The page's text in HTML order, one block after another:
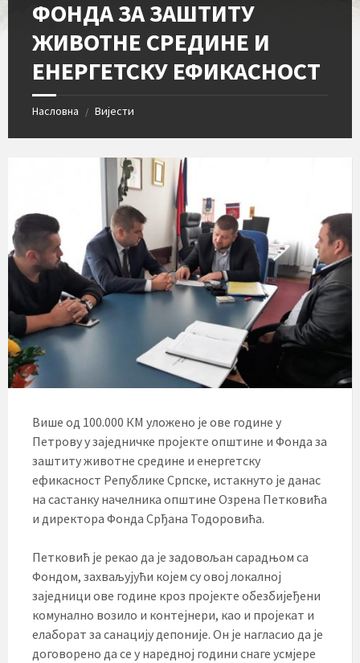
ФОНДА ЗА ЗАШТИТУ
ЖИВОТНЕ СРЕДИНЕ И
ЕНЕРГЕТСКУ ЕФИКАСНОСТ
Насловна / Вијести
Више од 100.000 КМ уложено је ове године у
Петрову у заједничке пројекте општине и Фонда за
заштиту животне средине и енергетску
ефикасност Републике Српске, истакнуто је данас
на састанку начелника општине Озрена Петковића
и директора Фонда Срђана Тодоровића.
Петковић је рекао да је задовољан сарадњом са
Фондом, захваљујући којем су овој локалној
заједници ове године кроз пројекте обезбијеђени
комунално возило и контејнери, као и пројекат и
елаборат за санацију депоније. Он је нагласио да је
договорено да се у наредној години снаге усмјере